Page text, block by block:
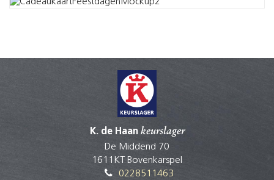
K. de Haankeurslager
De Middend 70
1611KT Bovenkarspel
0228511463